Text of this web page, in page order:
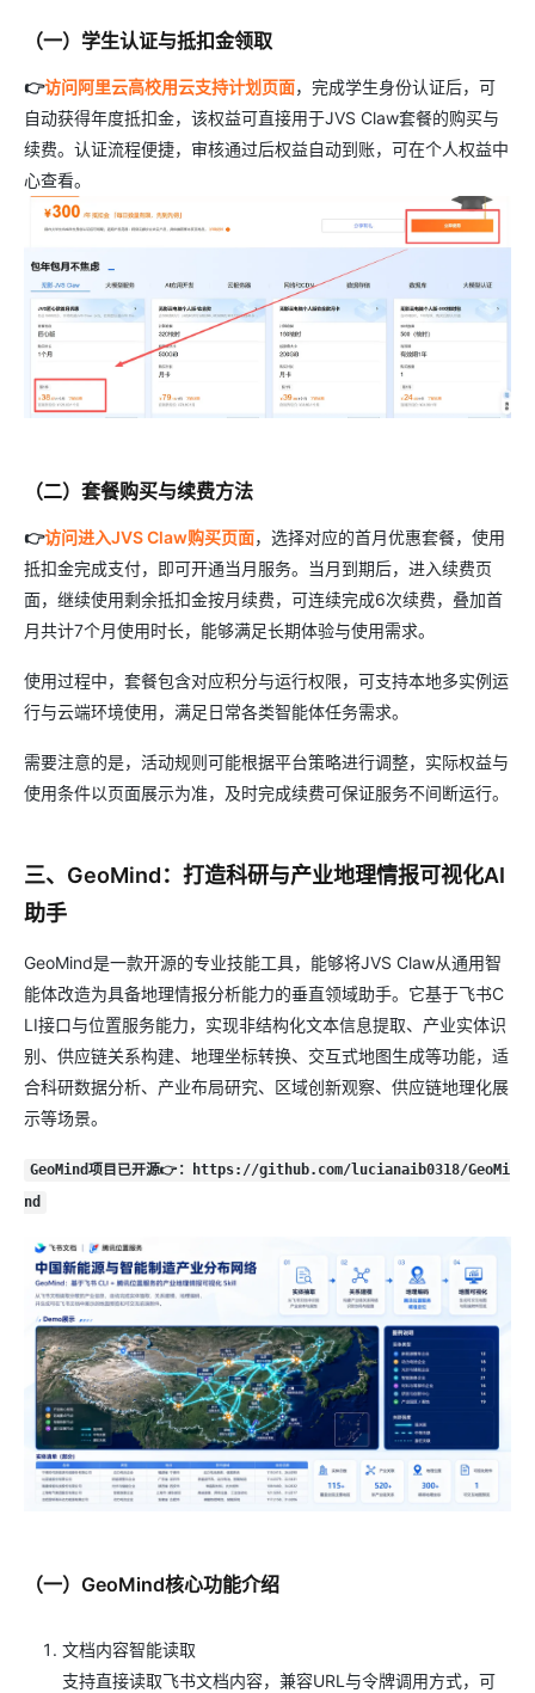
（一）学生认证与抵扣金领取
👉访问阿里云高校用云支持计划页面，完成学生身份认证后，可
自动获得年度抵扣金，该权益可直接用于JVS Claw套餐的购买与
续费。认证流程便捷，审核通过后权益自动到账，可在个人权益中
心查看。
（二）套餐购买与续费方法
👉访问进入JVS Claw购买页面，选择对应的首月优惠套餐，使用
抵扣金完成支付，即可开通当月服务。当月到期后，进入续费页
面，继续使用剩余抵扣金按月续费，可连续完成6次续费，叠加首
月共计7个月使用时长，能够满足长期体验与使用需求。
使用过程中，套餐包含对应积分与运行权限，可支持本地多实例运
行与云端环境使用，满足日常各类智能体任务需求。
需要注意的是，活动规则可能根据平台策略进行调整，实际权益与
使用条件以页面展示为准，及时完成续费可保证服务不间断运行。
三、GeoMind：打造科研与产业地理情报可视化AI
助手
GeoMind是一款开源的专业技能工具，能够将JVS Claw从通用智
能体改造为具备地理情报分析能力的垂直领域助手。它基于飞书C
LI接口与位置服务能力，实现非结构化文本信息提取、产业实体识
别、供应链关系构建、地理坐标转换、交互式地图生成等功能，适
合科研数据分析、产业布局研究、区域创新观察、供应链地理化展
示等场景。
GeoMind项目已开源👉：https://github.com/lucianaib0318/GeoMi
nd
（一）GeoMind核心功能介绍
文档内容智能读取
支持直接读取飞书文档内容，兼容URL与令牌调用方式，可